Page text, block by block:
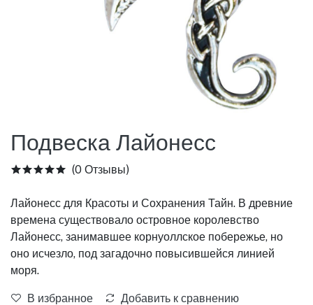
Подвеска Лайонесс
(0 Отзывы)
Лайонесс для Красоты и Сохранения Тайн. В древние
времена существовало островное королевство
Лайонесс, занимавшее корнуоллское побережье, но
оно исчезло, под загадочно повысившейся линией
моря.
В избранное Добавить к сравнению